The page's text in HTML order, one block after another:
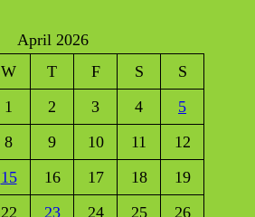
April 2026
W T F S
S
1
2 3 4
5
8 9 10 11
12
15 16 17 18
19
22 23 24 25
26